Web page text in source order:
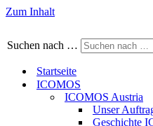
Zum Inhalt
Suchen nach …
Startseite
ICOMOS
ICOMOS Austria
Unser
Geschichte